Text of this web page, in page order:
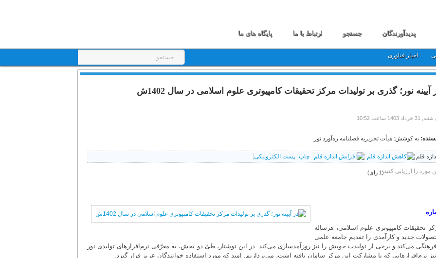
پدیدآورندگان جستجو ارتباط با ما پایگاه های ما
اخبار فناوری
آیینه نور؛ گذری بر تولیدات مرکز تحقیقات کامپیوتری علوم اسلامی در سال 1402ش
خرداد 1403 ساعت 10:52
به کوشش: هیأت تحریریه فصلنامه ره‌آورد نور
قلم چاپ پست الکترونیکی
مورد را ارزیابی کنید(1 رای)
تحقیقات کامپیوتری علوم اسلامی، هرساله
جدید و کارآمدی را تقدیم جامعه علمی
می‌کند و برخی از تولیدت خویش را نیز روزآمدسازی می‌کند. در این نوشتار، طیّ دو بخش، به معرّفی نرم‌افزارهای تولیدی نور
نرم‌افزارهایی که با مشارکت این مرکز سامان یافته است، می‌پردازیم. امید که مورد استفاده خوانندگان عزیز قرار گیرد.